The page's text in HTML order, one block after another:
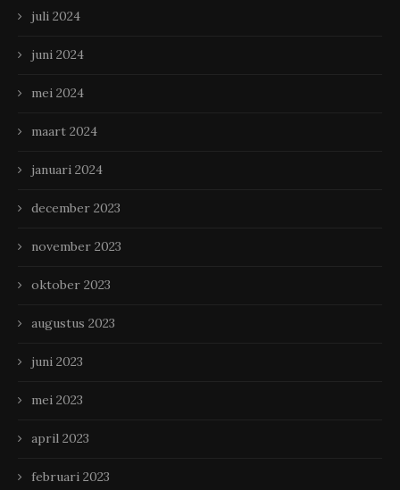
juli 2024
juni 2024
mei 2024
maart 2024
januari 2024
december 2023
november 2023
oktober 2023
augustus 2023
juni 2023
mei 2023
april 2023
februari 2023